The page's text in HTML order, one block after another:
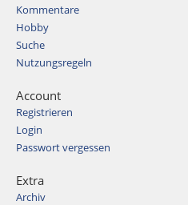
Kommentare
Hobby
Suche
Nutzungsregeln
Account
Registrieren
Login
Passwort vergessen
Extra
Archiv